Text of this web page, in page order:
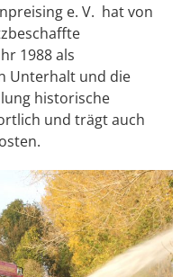
e. V. hat von
1988 als
Unterhalt und die
historische
und trägt auch